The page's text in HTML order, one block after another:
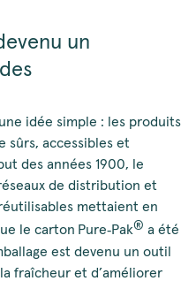
un
idée simple : les produits
sûrs, accessibles et
des années 1900, le
de distribution et
mettaient en
le carton Pure‑Pak® a été
est devenu un outil
fraîcheur et d’améliorer